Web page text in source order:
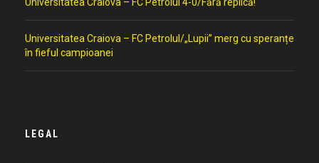
Universitatea Craiova – FC Petrolul/„Lupii” merg cu speranțe
în fieful campioanei
LEGAL